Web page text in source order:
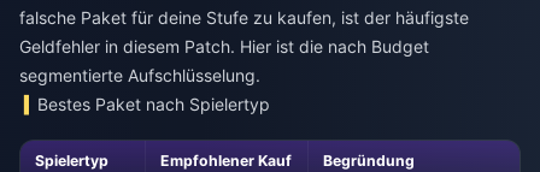
falsche Paket für deine Stufe zu kaufen, ist der häufigste
Geldfehler in diesem Patch. Hier ist die nach Budget
segmentierte Aufschlüsselung.
Bestes Paket nach Spielertyp
Spielertyp Empfohlener Kauf Begründung